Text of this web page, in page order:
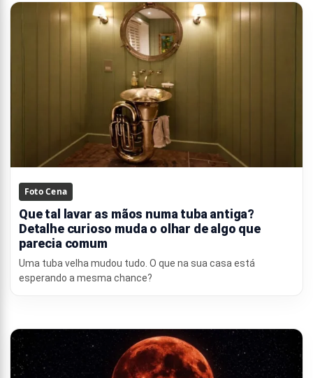
Foto Cena
Que tal lavar as mãos numa tuba antiga?
Detalhe curioso muda o olhar de algo que
parecia comum
Uma tuba velha mudou tudo. O que na sua casa está
esperando a mesma chance?